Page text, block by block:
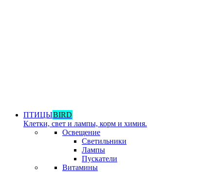
ПТИЦЫBIRD
Клетки, свет и лампы, корм и химия.
Освещение
Светильники
Лампы
Пускатели
Витамины